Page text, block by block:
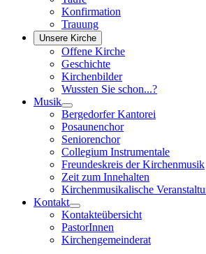
Konfirmation
Trauung
Unsere Kirche
Offene Kirche
Geschichte
Kirchenbilder
Wussten Sie schon...?
Musik
Bergedorfer Kantorei
Posaunenchor
Seniorenchor
Collegium Instrumentale
Freundeskreis der Kirchenmusik
Zeit zum Innehalten
Kirchenmusikalische
Kontakt
Kontakteübersicht
PastorInnen
Kirchengemeinderat